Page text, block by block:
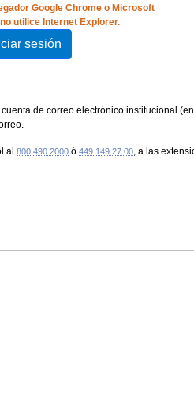
Google Chrome o Microsoft
utilice Internet Explorer.
de correo electrónico institucional (en
al 800 490 2000 ó 449 149 27 00, a las